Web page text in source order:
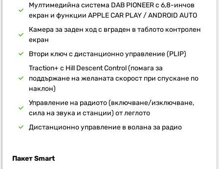
Мултимедийна система DAB PIONEER с 6,8-инчов
екран и функции APPLE CAR PLAY / ANDROID AUTO
Камера за заден ход с вграден в таблото контролен
екран
Втори ключ с дистанционно управление (PLIP)
Traction+ с Hill Descent Control (помага за
поддържане на желаната скорост при спускане по
наклон)
Управление на радиото (включване/изключване,
сила на звука и станции) от леглото
Дистанционно управление в волана за радио
Пакет Smart